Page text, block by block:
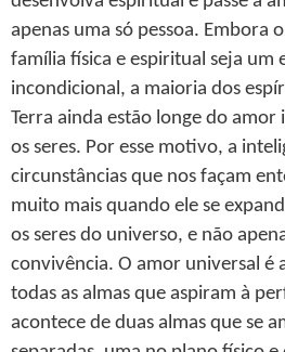
apenas uma só pessoa. Embora
família física e espiritual seja um
incondicional, a maioria dos
Terra ainda estão longe do
os seres. Por esse motivo, a
circunstâncias que nos façam
muito mais quando ele se
os seres do universo, e não
convivência. O amor universal é
todas as almas que aspiram à
acontece de duas almas que se